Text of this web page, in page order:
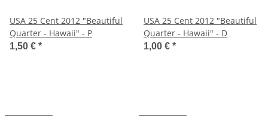
USA 25 Cent 2012 "Beautiful
Quarter - Hawaii" - P
1,50 € *
USA 25 Cent 2012 "Beautiful
Quarter - Hawaii" - D
1,00 € *